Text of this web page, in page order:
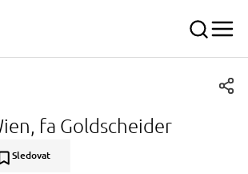
fa Goldscheider
Sledovat